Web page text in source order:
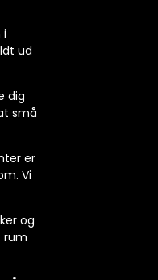
i
ud
dig
små
er
Vi
og
rum